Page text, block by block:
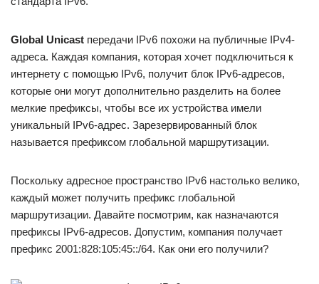
Global Unicast передачи IPv6 похожи на публичные IPv4-
адреса. Каждая компания, которая хочет подключиться к
интернету с помощью IPv6, получит блок IPv6-адресов,
которые они могут дополнительно разделить на более
мелкие префиксы, чтобы все их устройства имели
уникальный IPv6-адрес. Зарезервированный блок
называется префиксом глобальной маршрутизации.
Поскольку адресное пространство IPv6 настолько велико,
каждый может получить префикс глобальной
маршрутизации. Давайте посмотрим, как назначаются
префиксы IPv6-адресов. Допустим, компания получает
префикс 2001:828:105:45::/64. Как они его получили?